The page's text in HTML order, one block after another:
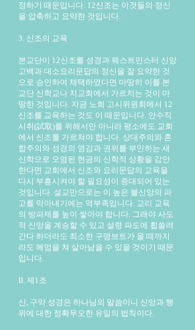
정하기 때문입니다. 12신조는 이것들의 정신
을 압축하고 요약한 것입니다.
3. 신조의 교육
본교단이 12신조를 성경과 웨스트민스터 신앙
고백과 대소요리문답의 정신을 잘 요약한 것
으로 승인하여 채택하였다면 마땅히 이를 본
교단 신학교나 지교회에서 가르치는 것이 마
땅한 것입니다. 지금 노회 고시위원회에서 12
신조를 교육하는 것도 이 때문입니다. 안수직
시취(試取)를 위해서만 아니라 평소에도 교회
에서 신조를 가르쳐야 합니다. 상대주의와 혼
합주의와 성경의 영감과 권위를 부인하는 새
신학으로 오염된 현금의 신학적 상황을 감안
한다면 교회에서 신조와 요리문답의 교육을
다시 부흥시켜야 할 필요성이 증대되어 있는
것입니다. 설교만으로는 이 높은 불신앙의 파
고를 막아내기에는 역부족입니다. 교리 교육
의 방파제를 높이 쌓아야 합니다. 그래야 사도
적 신앙을 계승할 수 있고 설령 파도에 휩쓸려
간다 하더라도 최소한 구명보트가 올 때까지
라도 헤엄을 쳐 살아남을 수 있을 것이기 때문
입니다.
II. 제1조
신, 구약 성경은 하나님의 말씀이니 신앙과 행
위에 대한 정확무오한 유일의 법칙이다.